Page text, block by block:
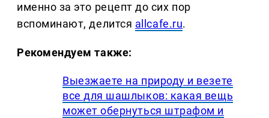
именно за это рецепт до сих пор
вспоминают, делится allcafe.ru.
Рекомендуем также:
Выезжаете на природу и везете
все для шашлыков: какая вещь
может обернуться штрафом и